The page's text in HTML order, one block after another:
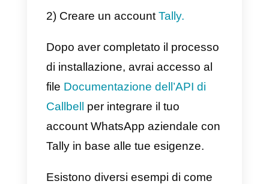
automazione che ti consentono
inviare risposte predefinite ai
clienti in base alle loro richieste o
avviare processi di assistenza
clienti automatizzati in base alle
tue esigenze.